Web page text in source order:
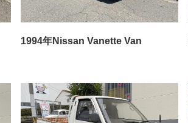
1994年Nissan Vanette Van